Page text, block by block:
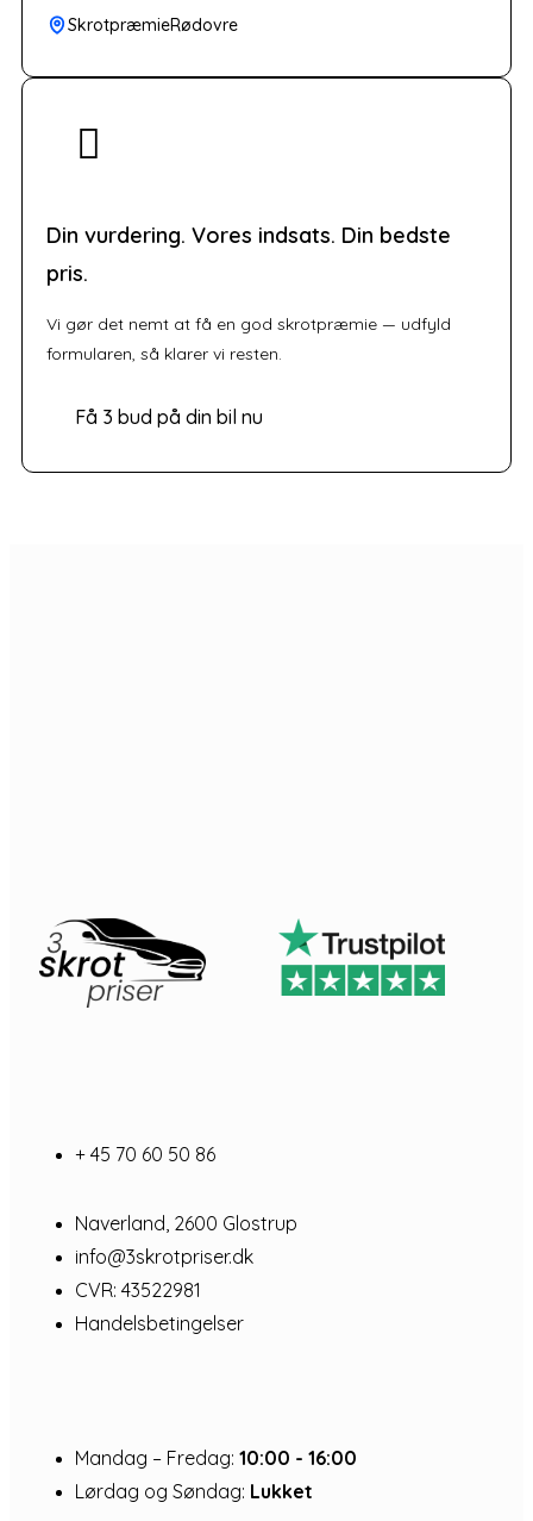
SkrotpræmieRødovre
Din vurdering. Vores indsats. Din bedste
pris.
Vi gør det nemt at få en god skrotpræmie — udfyld
formularen, så klarer vi resten.
Få 3 bud på din bil nu
+ 45 70 60 50 86
Naverland, 2600 Glostrup
info@3skrotpriser.dk
CVR: 43522981
Handelsbetingelser
Mandag – Fredag: 10:00 - 16:00
Lørdag og Søndag: Lukket